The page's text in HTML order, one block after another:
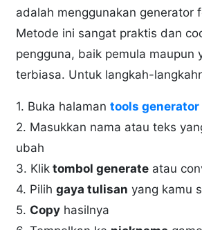
adalah menggunakan generator
Metode ini sangat praktis dan
pengguna, baik pemula maupun
terbiasa. Untuk langkah-
1. Buka halamantools
2. Masukkan nama atau teks
ubah
3. Klik tombol generate atau
4. Pilihgaya tulisan yang kamu
5. Copy hasilnya